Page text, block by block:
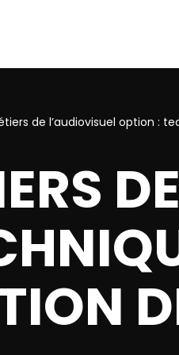
de l’audiovisuel option :